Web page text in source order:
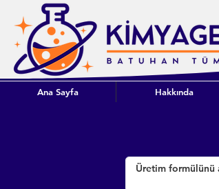
Ana Sayfa Hakkında